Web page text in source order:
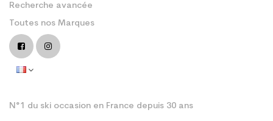
Recherche avancée
Toutes nos Marques
N°1 du ski occasion en France depuis 30 ans